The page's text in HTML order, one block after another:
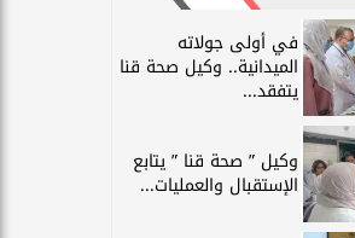
في أولى جولاته
الميدانية.. وكيل صحة قنا
يتفقد...
وكيل ” صحة قنا ” يتابع
الإستقبال والعمليات...